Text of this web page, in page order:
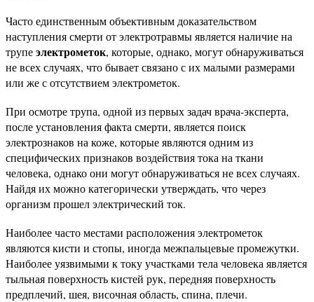
Часто единственным объективным доказательством
наступления смерти от электротравмы является наличие на
трупеэлектрометок, которые, однако, могут обнаруживаться
не всех случаях, что бывает связано с их малыми размерами
или же с отсутствием электрометок.
При осмотре трупа, одной из первых задач врача-эксперта,
после установления факта смерти, является поиск
электрознаков на коже, которые являются одним из
специфических признаков воздействия тока на ткани
человека, однако они могут обнаруживаться не всех случаях.
Найдя их можно категорически утверждать, что через
организм прошел электрический ток.
Наиболее часто местами расположения электрометок
являются кисти и стопы, иногда межпальцевые промежутки.
Наиболее уязвимыми к току участками тела человека является
тыльная поверхность кистей рук, передняя поверхность
предплечий, шея, височная область, спина, плечи.